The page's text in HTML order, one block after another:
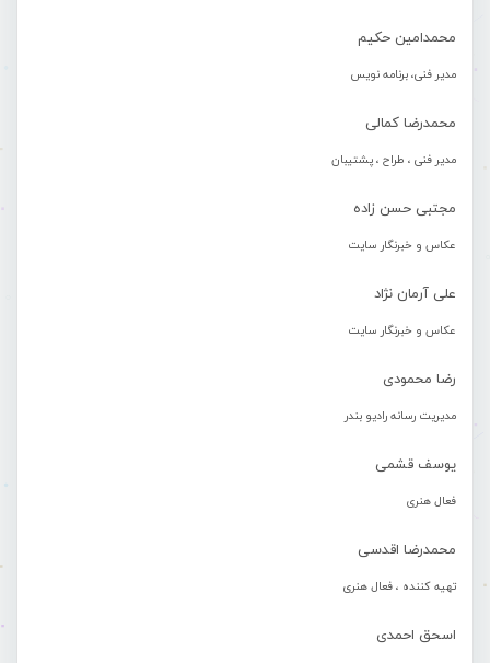
محمدامین حکیم
مدیر فنی، برنامه نویس
محمدرضا کمالی
مدیر فنی ، طراح ، پشتیبان
مجتبی حسن زاده
عکاس و خبرنگار سایت
علی آرمان نژاد
عکاس و خبرنگار سایت
رضا محمودی
مدیریت رسانه رادیو بندر
یوسف قشمی
فعال هنری
محمدرضا اقدسی
تهیه کننده ، فعال هنری
اسحق احمدی